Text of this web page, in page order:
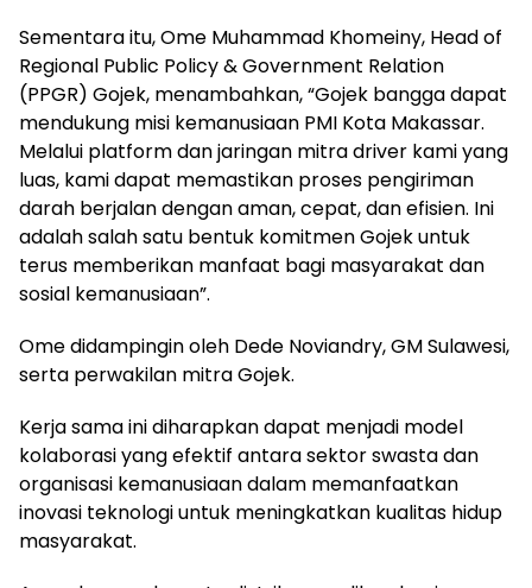
Sementara itu, Ome Muhammad Khomeiny, Head of
Regional Public Policy & Government Relation
(PPGR) Gojek, menambahkan, “Gojek bangga dapat
mendukung misi kemanusiaan PMI Kota Makassar.
Melalui platform dan jaringan mitra driver kami yang
luas, kami dapat memastikan proses pengiriman
darah berjalan dengan aman, cepat, dan efisien. Ini
adalah salah satu bentuk komitmen Gojek untuk
terus memberikan manfaat bagi masyarakat dan
sosial kemanusiaan”.
Ome didampingin oleh Dede Noviandry, GM Sulawesi,
serta perwakilan mitra Gojek.
Kerja sama ini diharapkan dapat menjadi model
kolaborasi yang efektif antara sektor swasta dan
organisasi kemanusiaan dalam memanfaatkan
inovasi teknologi untuk meningkatkan kualitas hidup
masyarakat.